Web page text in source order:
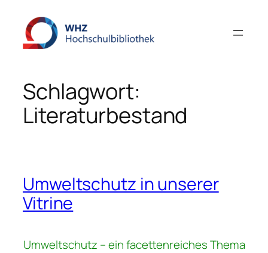
Inhalt
springen
Schlagwort:
Literaturbestand
Umweltschutz in unserer
Vitrine
Umweltschutz – ein facettenreiches Thema